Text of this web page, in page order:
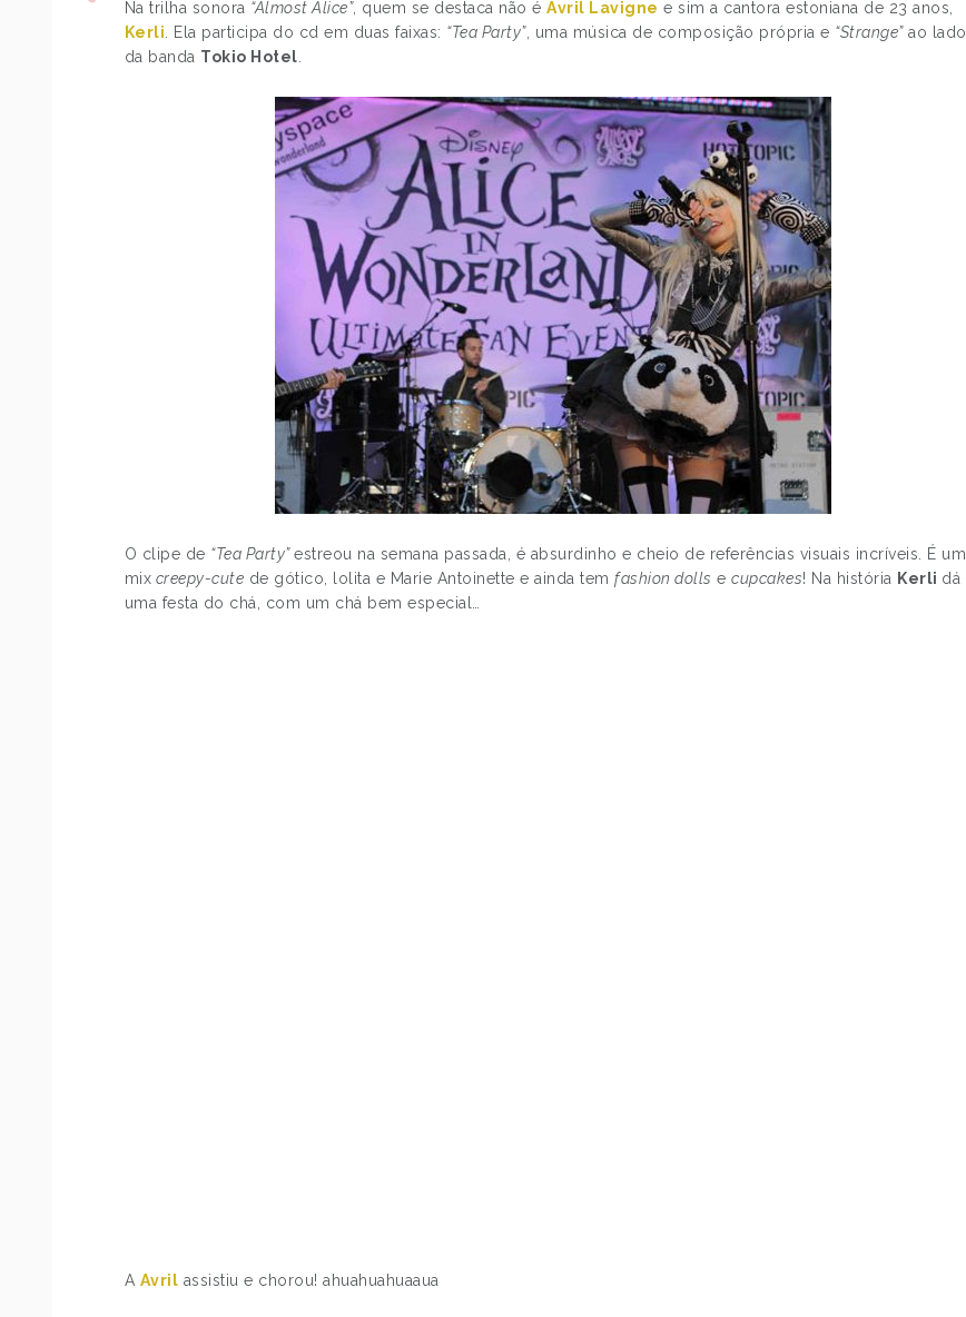
Na trilha sonora “Almost Alice”, quem se destaca não éAvril Lavigne e sim a cantora estoniana de 23 anos,
Kerli . Ela participa do cd em duas faixas: “Tea Party”, uma música de composição própria e “Strange”ao lado
da banda Tokio Hotel
O clipe de “Tea Party”estreou na semana passada, é absurdinho e cheio de referências visuais incríveis. É um
mix creepy-cute de gótico, lolita e Marie Antoinette e ainda temfashion dolls ecupcakes! Na história Kerli dá
uma festa do chá, com um chá bem especial…
A Avril assistiu e chorou! ahuahuahuaaua